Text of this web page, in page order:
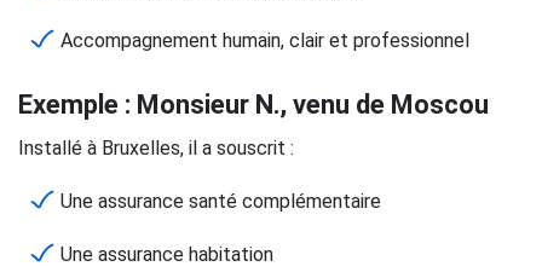
Accompagnement humain, clair et professionnel
Exemple : Monsieur N., venu de Moscou
Installé à Bruxelles, il a souscrit :
Une assurance santé complémentaire
Une assurance habitation